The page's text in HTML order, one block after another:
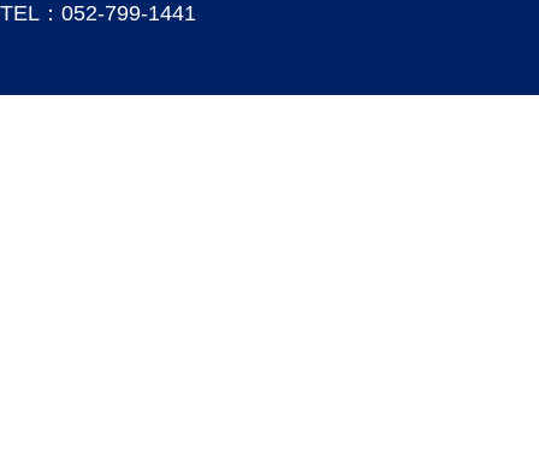
TEL： 052-799-1441